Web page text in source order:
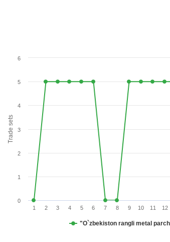
Trade sets
"O`zbekiston rangli metal
1 2 3 4 5 6 7 8 9 10 11 12
0
1
2
3
4
5
6